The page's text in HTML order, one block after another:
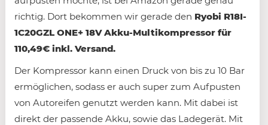
richtig. Dort bekommen wir gerade den Ryobi R18I-
1C20GZL ONE+ 18V Akku-Multikompressor für
110,49€ inkl. Versand.
Der Kompressor kann einen Druck von bis zu 10 Bar
ermöglichen, sodass er auch super zum Aufpusten
von Autoreifen genutzt werden kann. Mit dabei ist
direkt der passende Akku, sowie das Ladegerät. Mit